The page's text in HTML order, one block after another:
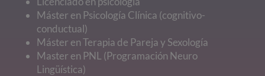
Máster en Psicología Clínica (cognitivo-
conductual)
Máster en Terapia de Pareja y Sexología
Master en PNL (Programación Neuro
Lingüística)